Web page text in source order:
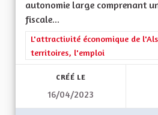
autonomie large comprenant
fiscale...
Filtrer les résultats de la
L'attractivité économique de
territoires, l'emploi
CRÉÉ LE
16/04/2023